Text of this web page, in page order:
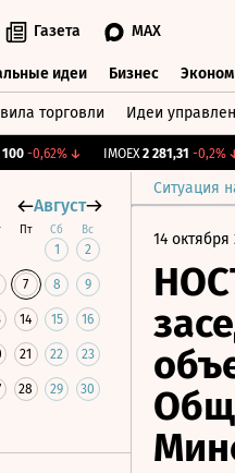
Газета MAX
идеи Бизнес
торговли Идеи
-0,62%↓ IMOEX 2 281,31 -0,2%↓
Ситуация
Август
Пт Сб Вс
1 2
7 8 9
14 15 16
21 22 23
28 29 30
14 октября